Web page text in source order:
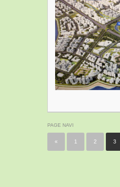
PAGE NAVI
« 1 2 3